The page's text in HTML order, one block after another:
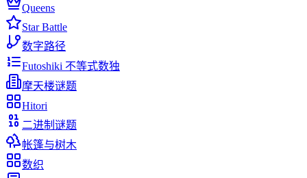
Queens
Star Battle
数字路径
Futoshiki 不等式数独
摩天楼谜题
Hitori
二进制谜题
帐篷与树木
数织